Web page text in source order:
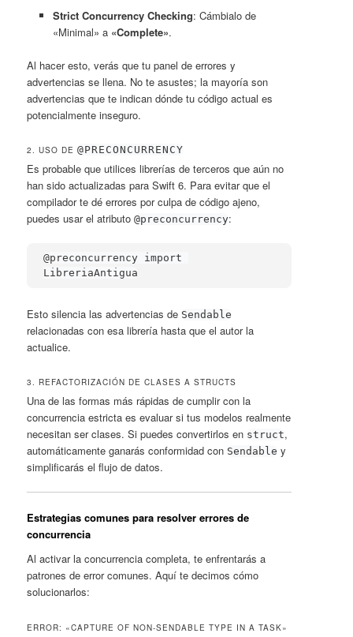
Strict Concurrency Checking: Cámbialo de
«Minimal» a «Complete».
Al hacer esto, verás que tu panel de errores y
advertencias se llena. No te asustes; la mayoría son
advertencias que te indican dónde tu código actual es
potencialmente inseguro.
2. USO DE@PRECONCURRENCY
Es probable que utilices librerías de terceros que aún no
han sido actualizadas para Swift 6. Para evitar que el
compilador te dé errores por culpa de código ajeno,
puedes usar el atributo@preconcurrency:
@preconcurrency import
LibreriaAntigua
Esto silencia las advertencias de Sendable
relacionadas con esa librería hasta que el autor la
actualice.
3. REFACTORIZACIÓN DE CLASES A STRUCTS
Una de las formas más rápidas de cumplir con la
concurrencia estricta es evaluar si tus modelos realmente
necesitan ser clases. Si puedes convertirlos en struct,
automáticamente ganarás conformidad con Sendable y
simplificarás el flujo de datos.
Estrategias comunes para resolver errores de
concurrencia
Al activar la concurrencia completa, te enfrentarás a
patrones de error comunes. Aquí te decimos cómo
solucionarlos:
ERROR: «CAPTURE OF NON-SENDABLE TYPE IN A TASK»